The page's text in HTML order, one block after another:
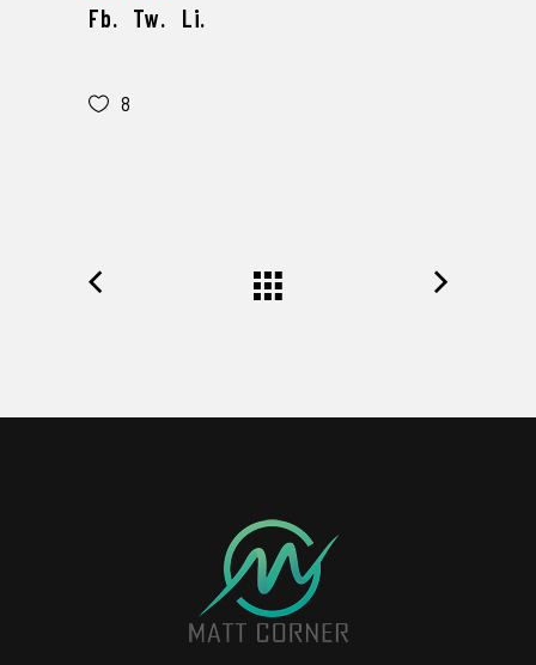
Fb. Tw. Li.
8